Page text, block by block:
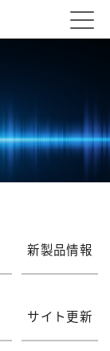
新製品情報
サイト更新